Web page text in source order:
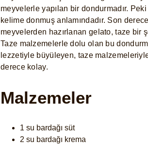
meyvelerle yapılan bir dondurmadır.
kelime donmuş anlamındadır. Son
meyvelerden hazırlanan gelato, taze bir
Taze malzemelerle dolu olan bu
lezzetiyle büyüleyen, taze
derece kolay.
Malzemeler
1 su bardağı süt
2 su bardağı krema